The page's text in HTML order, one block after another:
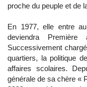
proche du peuple et de
En 1977, elle entre
deviendra
Successivement
quartiers, la politique
affaires scolaires.
générale de sa chère «